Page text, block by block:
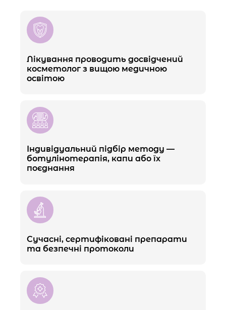
Лікування проводить досвідчений
косметолог з вищою медичною
освітою
Індивідуальний підбір методу —
ботулінотерапія, капи або їх
поєднання
Сучасні, сертифіковані препарати
та безпечні протоколи